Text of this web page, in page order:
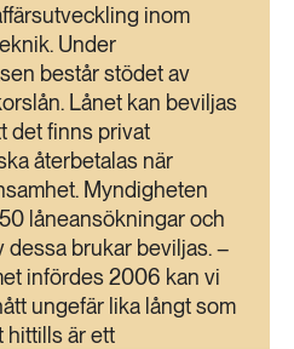
inom
Under
består stödet av
Lånet kan beviljas
det finns privat
återbetalas när
Myndigheten
låneansökningar och
dessa brukar beviljas. –
infördes 2006 kan vi
ungefär lika långt som
hittills är ett